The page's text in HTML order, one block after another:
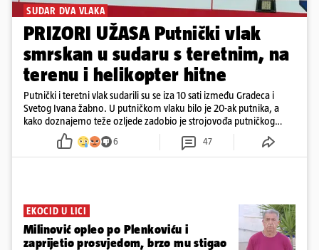
SUDAR DVA VLAKA
PRIZORI UŽASA Putnički vlak
smrskan u sudaru s teretnim, na
terenu i helikopter hitne
Putnički i teretni vlak sudarili su se iza 10 sati između Gradeca i
Svetog Ivana žabno. U putničkom vlaku bilo je 20-ak putnika, a
kako doznajemo teže ozljede zadobio je strojovođa putničkog
vlaka. Zatvoren je promet, a fotoreporteri Prigorskog objavili su
prve snimke s mjesta sudara
6 47
EKOCID U LICI
Milinović opleo po Plenkoviću i
zaprijetio prosvjedom, brzo mu stigao